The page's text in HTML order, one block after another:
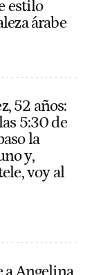
estilo
árabe
52 años:
5:30 de
la
y,
voy al